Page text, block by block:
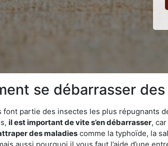
se débarrasser
font partie des insectes les plus répugnants
il est important de vite s’en débarrasser,
des maladies comme la typhoïde, la